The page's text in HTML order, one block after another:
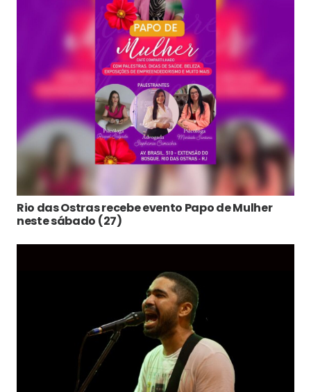
Rio das Ostras recebe evento Papo de Mulher
neste sábado (27)